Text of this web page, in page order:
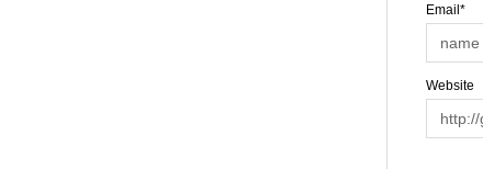
Email*
Website